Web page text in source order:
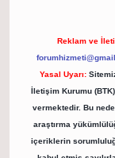
Reklam ve
Yasal Uyarı:
İletişim Kurumu
vermektedir. Bu
araştırma
içeriklerin